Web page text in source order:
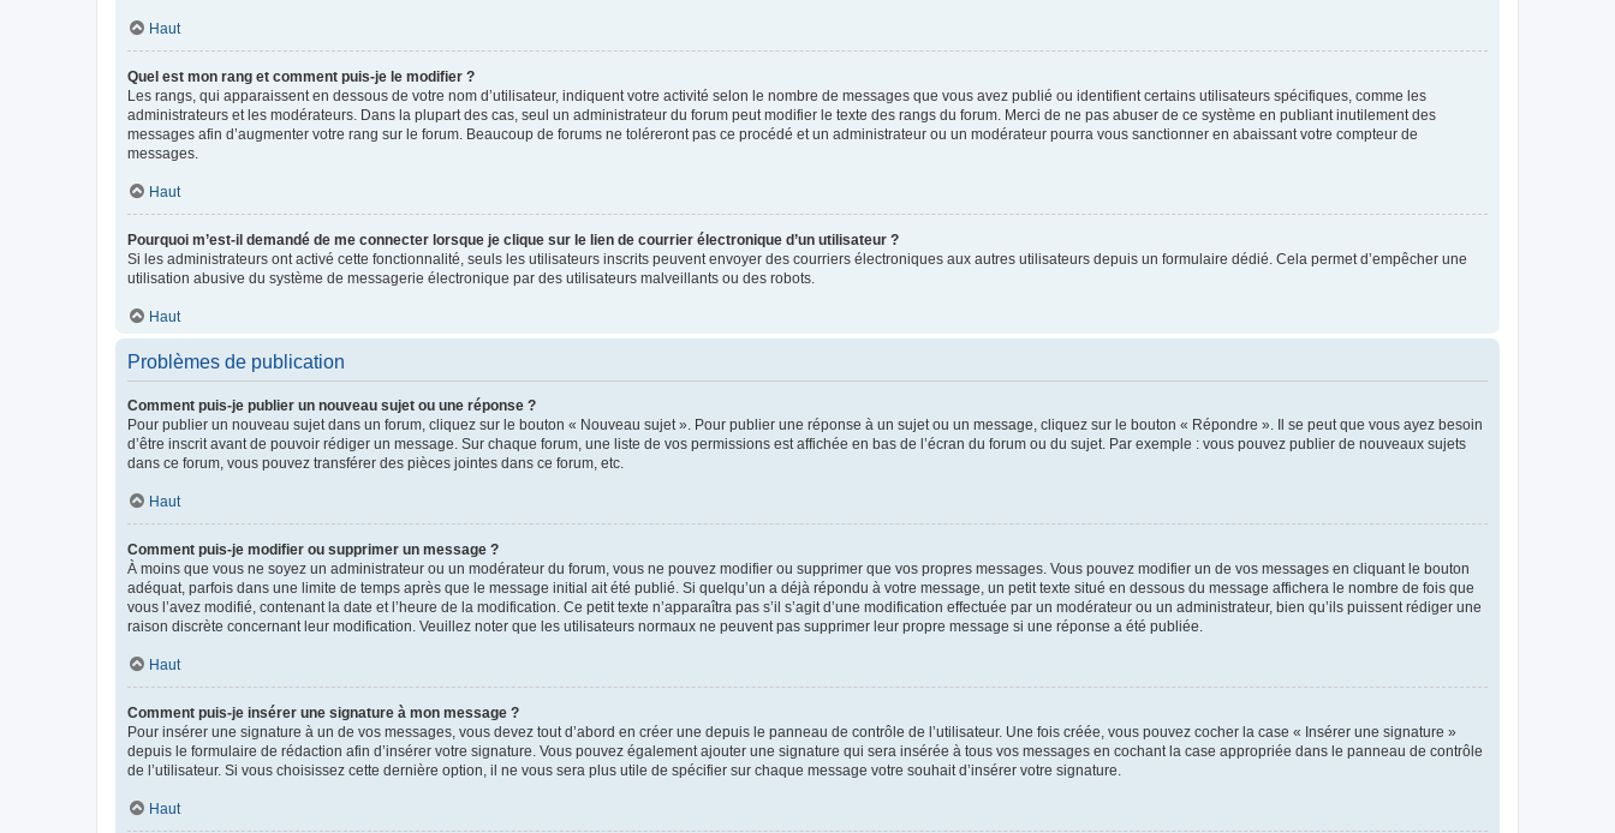
Haut
Quel est mon rang et comment puis-je le modifier ?
Les rangs, qui apparaissent en dessous de votre nom d’utilisateur, indiquent votre activité selon le nombre de messages que vous avez publié ou identifient certains utilisateurs spécifiques, comme les
administrateurs et les modérateurs. Dans la plupart des cas, seul un administrateur du forum peut modifier le texte des rangs du forum. Merci de ne pas abuser de ce système en publiant inutilement des
messages afin d’augmenter votre rang sur le forum. Beaucoup de forums ne toléreront pas ce procédé et un administrateur ou un modérateur pourra vous sanctionner en abaissant votre compteur de
messages.
Haut
Pourquoi m’est-il demandé de me connecter lorsque je clique sur le lien de courrier électronique d’un utilisateur ?
Si les administrateurs ont activé cette fonctionnalité, seuls les utilisateurs inscrits peuvent envoyer des courriers électroniques aux autres utilisateurs depuis un formulaire dédié. Cela permet d’empêcher une
utilisation abusive du système de messagerie électronique par des utilisateurs malveillants ou des robots.
Haut
Problèmes de publication
Comment puis-je publier un nouveau sujet ou une réponse ?
Pour publier un nouveau sujet dans un forum, cliquez sur le bouton « Nouveau sujet ». Pour publier une réponse à un sujet ou un message, cliquez sur le bouton « Répondre ». Il se peut que vous ayez besoin
d’être inscrit avant de pouvoir rédiger un message. Sur chaque forum, une liste de vos permissions est affichée en bas de l’écran du forum ou du sujet. Par exemple : vous pouvez publier de nouveaux sujets
dans ce forum, vous pouvez transférer des pièces jointes dans ce forum, etc.
Haut
Comment puis-je modifier ou supprimer un message ?
À moins que vous ne soyez un administrateur ou un modérateur du forum, vous ne pouvez modifier ou supprimer que vos propres messages. Vous pouvez modifier un de vos messages en cliquant le bouton
adéquat, parfois dans une limite de temps après que le message initial ait été publié. Si quelqu’un a déjà répondu à votre message, un petit texte situé en dessous du message affichera le nombre de fois que
vous l’avez modifié, contenant la date et l’heure de la modification. Ce petit texte n’apparaîtra pas s’il s’agit d’une modification effectuée par un modérateur ou un administrateur, bien qu’ils puissent rédiger une
raison discrète concernant leur modification. Veuillez noter que les utilisateurs normaux ne peuvent pas supprimer leur propre message si une réponse a été publiée.
Haut
Comment puis-je insérer une signature à mon message ?
Pour insérer une signature à un de vos messages, vous devez tout d’abord en créer une depuis le panneau de contrôle de l’utilisateur. Une fois créée, vous pouvez cocher la case « Insérer une signature »
depuis le formulaire de rédaction afin d’insérer votre signature. Vous pouvez également ajouter une signature qui sera insérée à tous vos messages en cochant la case appropriée dans le panneau de contrôle
de l’utilisateur. Si vous choisissez cette dernière option, il ne vous sera plus utile de spécifier sur chaque message votre souhait d’insérer votre signature.
Haut